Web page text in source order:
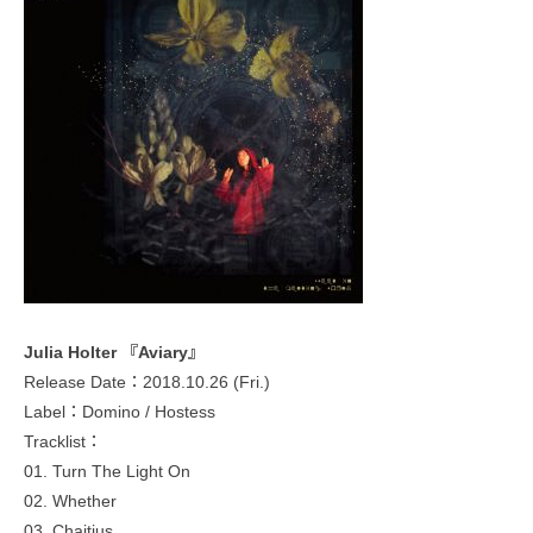
Julia Holter 『Aviary』
Release Date：2018.10.26 (Fri.)
Label：Domino / Hostess
Tracklist：
01. Turn The Light On
02. Whether